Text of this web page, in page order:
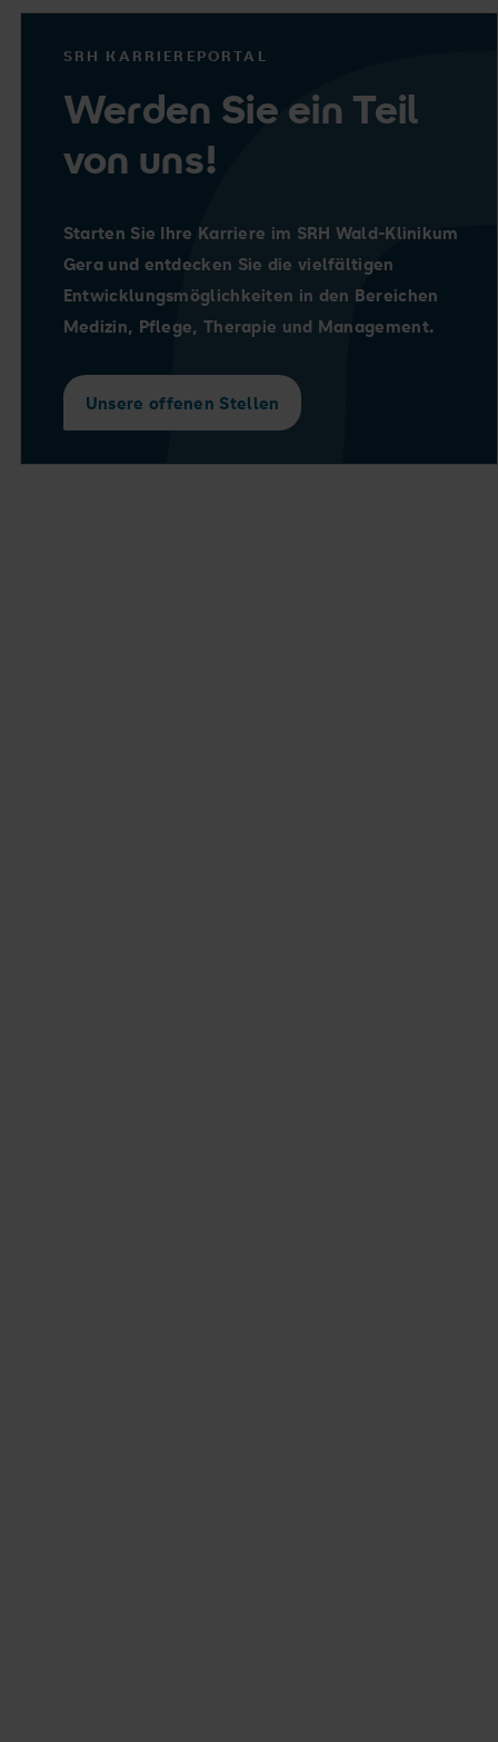
SRH KARRIEREPORTAL
Werden Sie ein Teil
von uns!
Starten Sie Ihre Karriere im SRH Wald-Klinikum
Gera und entdecken Sie die vielfältigen
Entwicklungsmöglichkeiten in den Bereichen
Medizin, Pflege, Therapie und Management.
Unsere offenen Stellen